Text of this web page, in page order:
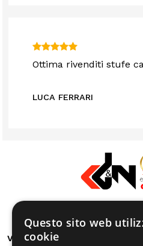
Ottima rivenditi stufe
LUCA FERRARI
RICAMBI CASA AUTO E BICI
VITA ALL'APERTO
Questo sito web
cookie